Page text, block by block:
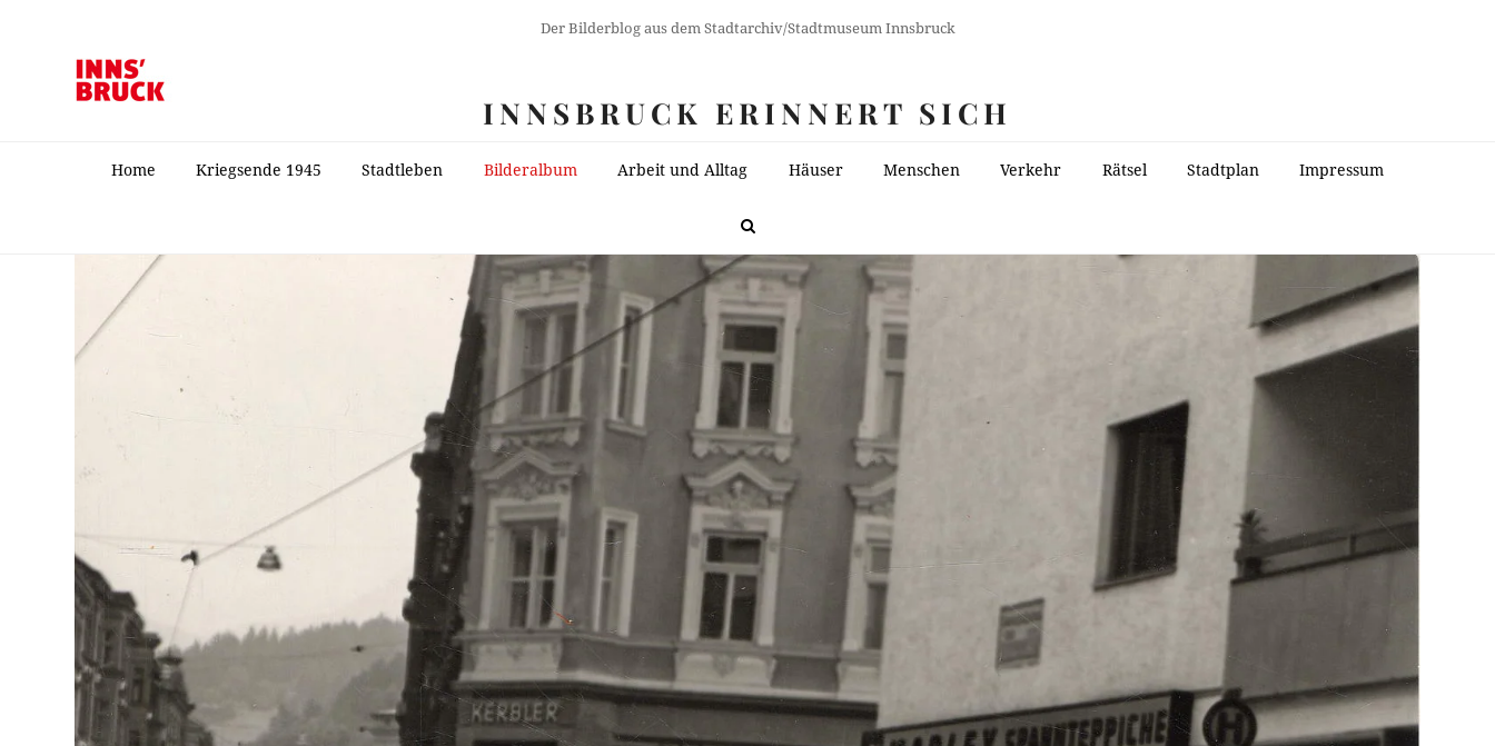
Der Bilderblog aus dem Stadtarchiv/Stadtmuseum Innsbruck
INNSBRUCK ERINNERT SICH
Home Kriegsende 1945 Stadtleben Bilderalbum Arbeit und Alltag Häuser Menschen Verkehr Rätsel Stadtplan Impressum